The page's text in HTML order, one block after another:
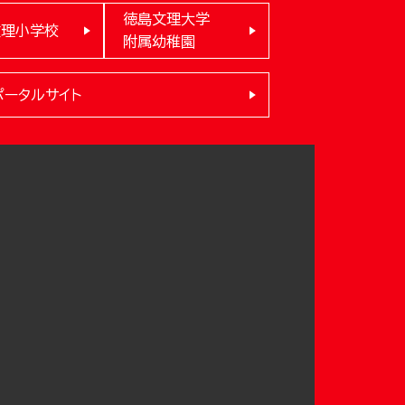
小学校
徳島文理大学
附属幼稚園
タルサイト